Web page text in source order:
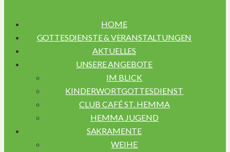
HOME
GOTTESDIENSTE & VERANSTALTUNGEN
AKTUELLES
UNSERE ANGEBOTE
IM BLICK
KINDERWORTGOTTESDIENST
CLUB CAFÉ ST. HEMMA
HEMMA JUGEND
SAKRAMENTE
WEIHE